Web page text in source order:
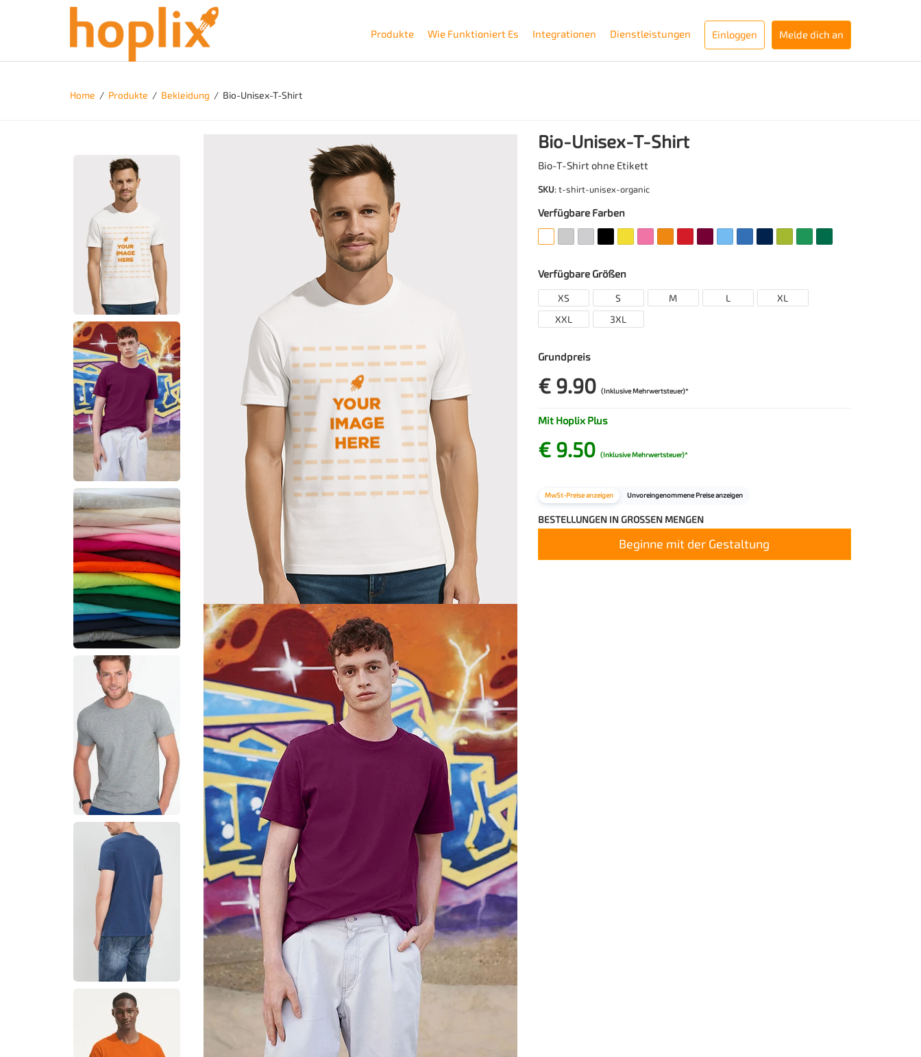
Produkte Wie Funktioniert Es Integrationen Dienstleistungen Einloggen Melde dich an
Home / Produkte / Bekleidung / Bio-Unisex-T-Shirt
Bio-Unisex-T-Shirt
Bio-T-Shirt ohne Etikett
SKU: t-shirt-unisex-organic
Verfügbare Farben
Verfügbare Größen
XS S M L
XL
XXL
3XL
Grundpreis
€ 9.90 (Inklusive Mehrwertsteuer)*
Mit Hoplix Plus
€ 9.50 (Inklusive Mehrwertsteuer)*
MwSt-Preise anzeigen Unvoreingenommene Preise anzeigen
BESTELLUNGEN IN GROSSEN MENGEN
Beginne mit der Gestaltung